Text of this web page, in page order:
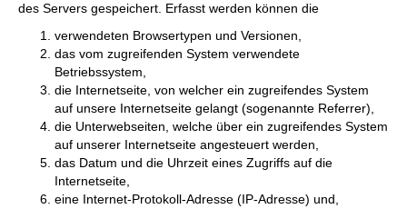
des Servers gespeichert. Erfasst werden können die
verwendeten Browsertypen und Versionen,
das vom zugreifenden System verwendete
Betriebssystem,
die Internetseite, von welcher ein zugreifendes System
auf unsere Internetseite gelangt (sogenannte Referrer),
die Unterwebseiten, welche über ein zugreifendes System
auf unserer Internetseite angesteuert werden,
das Datum und die Uhrzeit eines Zugriffs auf die
Internetseite,
eine Internet-Protokoll-Adresse (IP-Adresse) und,